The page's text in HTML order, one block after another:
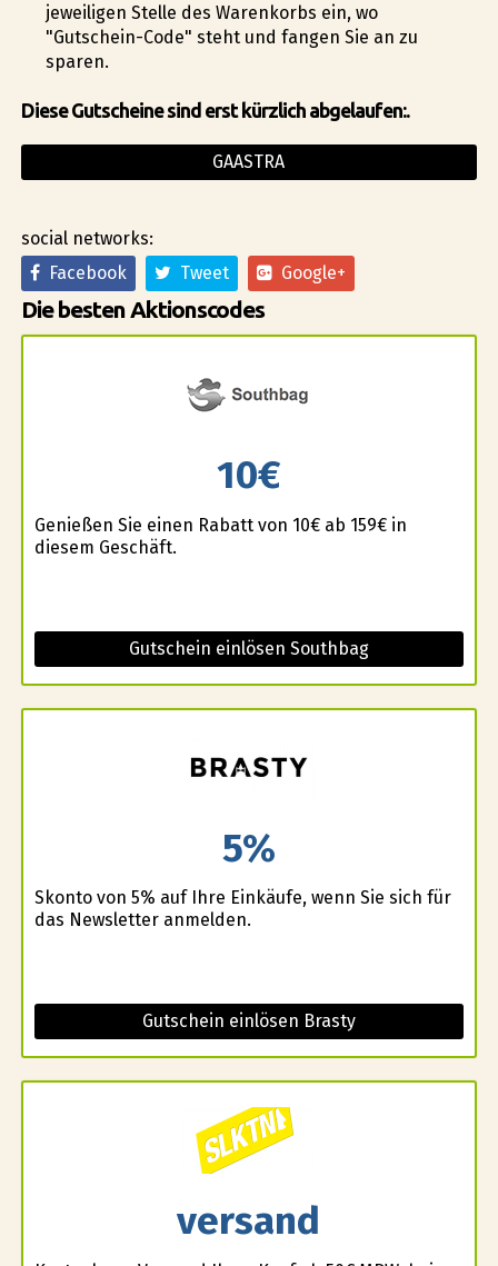
jeweiligen Stelle des Warenkorbs ein, wo
"Gutschein-Code" steht und fangen Sie an zu
sparen.
Diese Gutscheine sind erst kürzlich abgelaufen:.
GAASTRA
social networks:
Facebook
Tweet Google+
Die besten Aktionscodes
10€
Genießen Sie einen Rabatt von 10€ ab 159€ in
diesem Geschäft.
Gutschein einlösen Southbag
5%
Skonto von 5% auf Ihre Einkäufe, wenn Sie sich für
das Newsletter anmelden.
Gutschein einlösen Brasty
versand